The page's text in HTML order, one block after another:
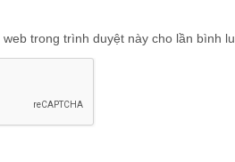
trong trình duyệt này cho lần bình